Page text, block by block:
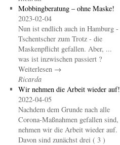
Mobbingberatung – ohne Maske!
2023-02-04
Nun ist endlich auch in Hamburg -
Tschentscher zum Trotz - die
Maskenpflicht gefallen. Aber, ...
was ist inzwischen passiert ?
Weiterlesen →
Ricarda
Wir nehmen die Arbeit wieder auf!
2022-04-05
Nachdem dem Grunde nach alle
Corona-Maßnahmen gefallen sind,
nehmen wir die Arbeit wieder auf.
Davon sind zunächst drei ( 3 )